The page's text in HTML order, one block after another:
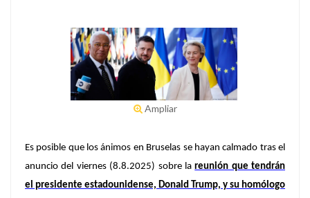
Ampliar
Es posible que los ánimos en Bruselas se hayan calmado tras el
anuncio del viernes (8.8.2025) sobre lareunión que tendrán
el presidente estadounidense, Donald Trump, y su homólogo